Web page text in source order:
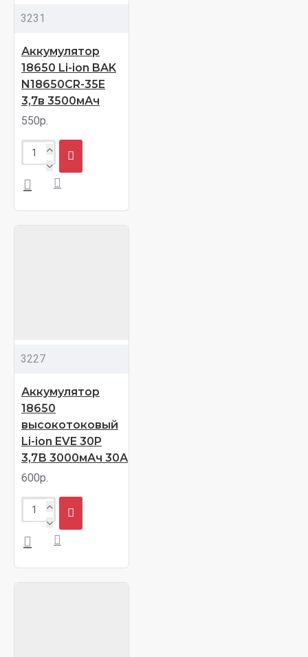
3231
Аккумулятор
18650 Li-ion BAK
N18650CR-35E
3,7в 3500мАч
550р.
3227
Аккумулятор
18650
высокотоковый
Li-ion EVE 30P
3,7В 3000мАч 30А
600р.